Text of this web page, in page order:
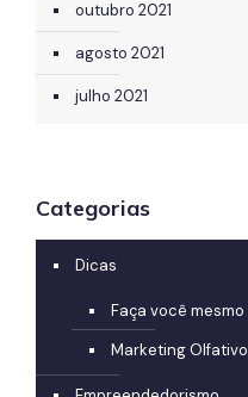
outubro 2021
agosto 2021
julho 2021
Categorias
Dicas
Faça você mesmo
Marketing Olfativo